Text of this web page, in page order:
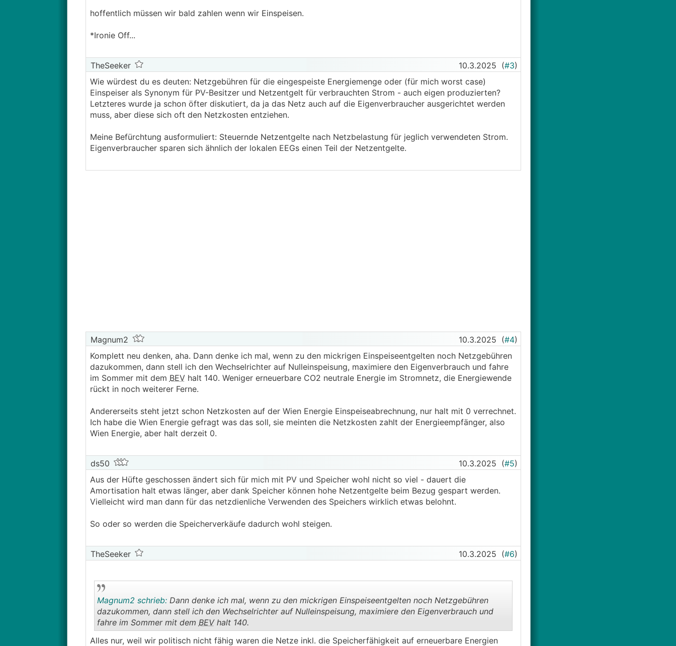
hoffentlich müssen wir bald zahlen wenn wir Einspeisen.
*Ironie Off...
TheSeeker 10.3.2025 (#3)
Wie würdest du es deuten: Netzgebühren für die eingespeiste Energiemenge oder (für mich worst case)
Einspeiser als Synonym für PV-Besitzer und Netzentgelt für verbrauchten Strom - auch eigen produzierten?
Letzteres wurde ja schon öfter diskutiert, da ja das Netz auch auf die Eigenverbraucher ausgerichtet werden
muss, aber diese sich oft den Netzkosten entziehen.
Meine Befürchtung ausformuliert: Steuernde Netzentgelte nach Netzbelastung für jeglich verwendeten Strom.
Eigenverbraucher sparen sich ähnlich der lokalen EEGs einen Teil der Netzentgelte.
Magnum2 10.3.2025 (#4)
Komplett neu denken, aha. Dann denke ich mal, wenn zu den mickrigen Einspeiseentgelten noch Netzgebühren
dazukommen, dann stell ich den Wechselrichter auf Nulleinspeisung, maximiere den Eigenverbrauch und fahre
im Sommer mit dem BEVhalt 140. Weniger erneuerbare CO2 neutrale Energie im Stromnetz, die Energiewende
rückt in noch weiterer Ferne.
Andererseits steht jetzt schon Netzkosten auf der Wien Energie Einspeiseabrechnung, nur halt mit 0 verrechnet.
Ich habe die Wien Energie gefragt was das soll, sie meinten die Netzkosten zahlt der Energieempfänger, also
Wien Energie, aber halt derzeit 0.
ds50 10.3.2025 (#5)
Aus der Hüfte geschossen ändert sich für mich mit PV und Speicher wohl nicht so viel - dauert die
Amortisation halt etwas länger, aber dank Speicher können hohe Netzentgelte beim Bezug gespart werden.
Vielleicht wird man dann für das netzdienliche Verwenden des Speichers wirklich etwas belohnt.
So oder so werden die Speicherverkäufe dadurch wohl steigen.
TheSeeker 10.3.2025 (#6)
..
Magnum2 schrieb:Dann denke ich mal, wenn zu den mickrigen Einspeiseentgelten noch Netzgebühren
dazukommen, dann stell ich den Wechselrichter auf Nulleinspeisung, maximiere den Eigenverbrauch und
fahre im Sommer mit dem BEVhalt 140.
Alles nur, weil wir politisch nicht fähig waren die Netze inkl. die Speicherfähigkeit auf erneuerbare Energien